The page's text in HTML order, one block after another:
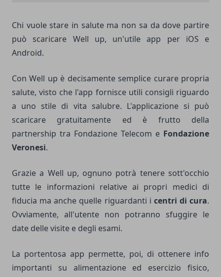
Chi vuole stare in salute ma non sa da dove partire
può scaricare Well up, un'utile app per iOS e
Android.
Con Well up è decisamente semplice curare propria
salute, visto che l'app fornisce utili consigli riguardo
a uno stile di vita salubre. L'applicazione si può
scaricare gratuitamente ed è frutto della
partnership tra Fondazione Telecom e Fondazione
Veronesi.
Grazie a Well up, ognuno potrà tenere sott'occhio
tutte le informazioni relative ai propri medici di
fiducia ma anche quelle riguardanti i centri di cura.
Ovviamente, all'utente non potranno sfuggire le
date delle visite e degli esami.
La portentosa app permette, poi, di ottenere info
importanti su alimentazione ed esercizio fisico,